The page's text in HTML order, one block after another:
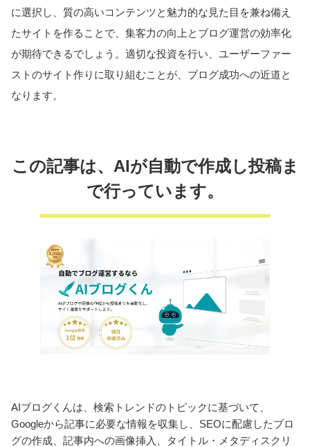
に選択し、質の高いコンテンツと魅力的な見た目を兼ね備え
たサイトを作ることで、集客力の向上とブログ運営の効率化
が期待できるでしょう。適切な投資を行い、ユーザーファー
ストのサイト作りに取り組むことが、ブログ成功への近道と
なります。
この記事は、AIが自動で作成し投稿ま
で行っています。
AIブログくんは、検索トレンドのトピックに基づいて、
Googleから記事に必要な情報を収集し、SEOに配慮したブロ
グの作成、記事内への画像挿入、タイトル・メタディスクリ